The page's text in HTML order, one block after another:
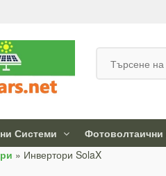
Системи Фотоволтаични
» Инвертори SolaX